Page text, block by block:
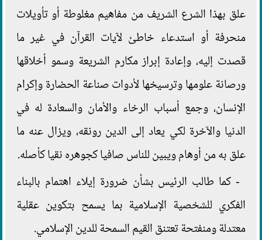
علق بهذا الشرع الشريف من مفاهيم مغلوطة أو تأويلات
منحرفة أو استدعاء خاطئ لآيات القرآن في غير ما
قصدت إليه، وإعادة إبراز مكارم الشريعة وسمو أخلاقها
ورصانة علومها وترسيخها لأدوات صناعة الحضارة وإكرام
الإنسان، وجمع أسباب الرخاء والأمان والسعادة له في
الدنيا والآخرة لكي يعاد إلى الدين رونقه، ويزال عنه ما
علق به من أوهام ويبين للناس صافيا كجوهره نقيا كأصله.
- كما طالب الرئيس بشأن ضرورة إيلاء اهتمام بالبناء
الفكري للشخصية الإسلامية بما يسمح بتكوين عقلية
معتدلة ومنفتحة تعتنق القيم السمحة للدين الإسلامي.